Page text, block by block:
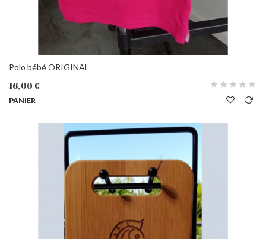
Polo bébé ORIGINAL
16,00 €
PANIER